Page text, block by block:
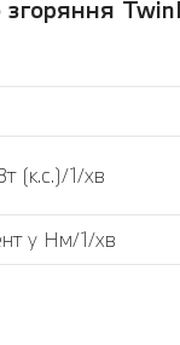
(к.с.)/1/хв
у Нм/1/хв